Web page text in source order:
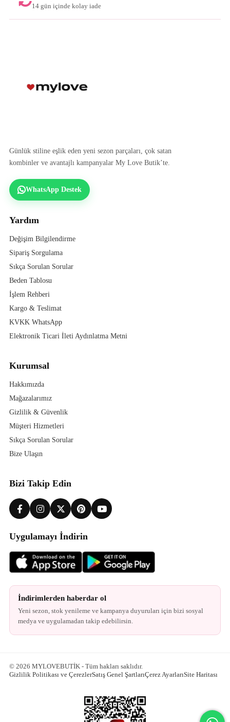
14 gün içinde kolay iade
Günlük stiline eşlik eden yeni sezon parçaları, çok satan
kombinler ve avantajlı kampanyalar My Love Butik’te.
WhatsApp Destek
Yardım
Değişim Bilgilendirme
Sipariş Sorgulama
Sıkça Sorulan Sorular
Beden Tablosu
İşlem Rehberi
Kargo & Teslimat
KVKK WhatsApp
Elektronik Ticari İleti Aydınlatma Metni
Kurumsal
Hakkımızda
Mağazalarımız
Gizlilik & Güvenlik
Müşteri Hizmetleri
Sıkça Sorulan Sorular
Bize Ulaşın
Bizi Takip Edin
Uygulamayı İndirin
İndirimlerden haberdar ol
Yeni sezon, stok yenileme ve kampanya duyuruları için bizi sosyal
medya ve uygulamadan takip edebilirsin.
© 2026 MYLOVEBUTİK - Tüm hakları saklıdır.
Gizlilik Politikası ve ÇerezlerSatış Genel ŞartlarıÇerez AyarlarıSite Haritası